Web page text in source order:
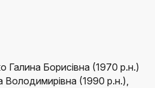
Галина Борисівна (1970 р.н.)
Володимирівна (1990 р.н.),